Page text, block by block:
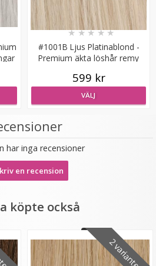
★★★★
19 kr
I VARUKORG
#1001B Ljus Platinablond -
Premium äkta löshår remy
★★★★★
599 kr
VÄLJ
har inga recensioner
en recension
köpte också
2 varianter